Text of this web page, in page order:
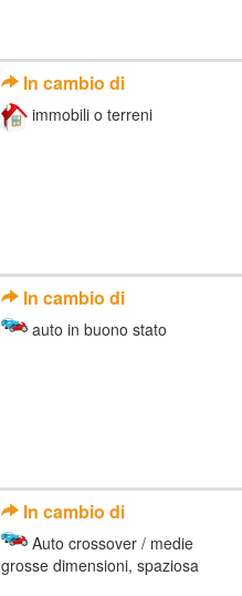
In cambio di
immobili o terreni
In cambio di
auto in buono stato
In cambio di
Auto crossover / medie
grosse dimensioni, spaziosa